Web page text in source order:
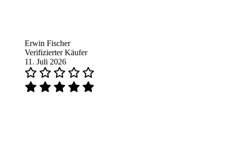
Erwin Fischer
Verifizierter Käufer
11. Juli 2026